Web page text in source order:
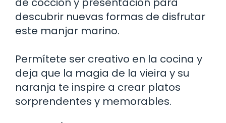
descubrir nuevas formas de disfrutar
este manjar marino.
Permítete ser creativo en la cocina y
deja que la magia de la vieira y su
naranja te inspire a crear platos
sorprendentes y memorables.